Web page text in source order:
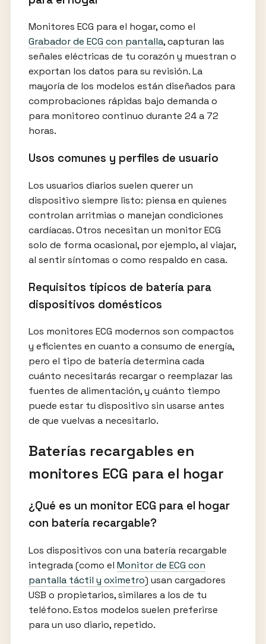
Monitores ECG para el hogar, como el
Grabador de ECG con pantalla, capturan las
señales eléctricas de tu corazón y muestran o
exportan los datos para su revisión. La
mayoría de los modelos están diseñados para
comprobaciones rápidas bajo demanda o
para monitoreo continuo durante 24 a 72
horas.
Usos comunes y perfiles de usuario
Los usuarios diarios suelen querer un
dispositivo siempre listo: piensa en quienes
controlan arritmias o manejan condiciones
cardíacas. Otros necesitan un monitor ECG
solo de forma ocasional, por ejemplo, al viajar,
al sentir síntomas o como respaldo en casa.
Requisitos típicos de batería para
dispositivos domésticos
Los monitores ECG modernos son compactos
y eficientes en cuanto a consumo de energía,
pero el tipo de batería determina cada
cuánto necesitarás recargar o reemplazar las
fuentes de alimentación, y cuánto tiempo
puede estar tu dispositivo sin usarse antes
de que vuelvas a necesitarlo.
Baterías recargables en
monitores ECG para el hogar
¿Qué es un monitor ECG para el hogar
con batería recargable?
Los dispositivos con una batería recargable
integrada (como el Monitor de ECG con
pantalla táctil y oximetro) usan cargadores
USB o propietarios, similares a los de tu
teléfono. Estos modelos suelen preferirse
para un uso diario, repetido.